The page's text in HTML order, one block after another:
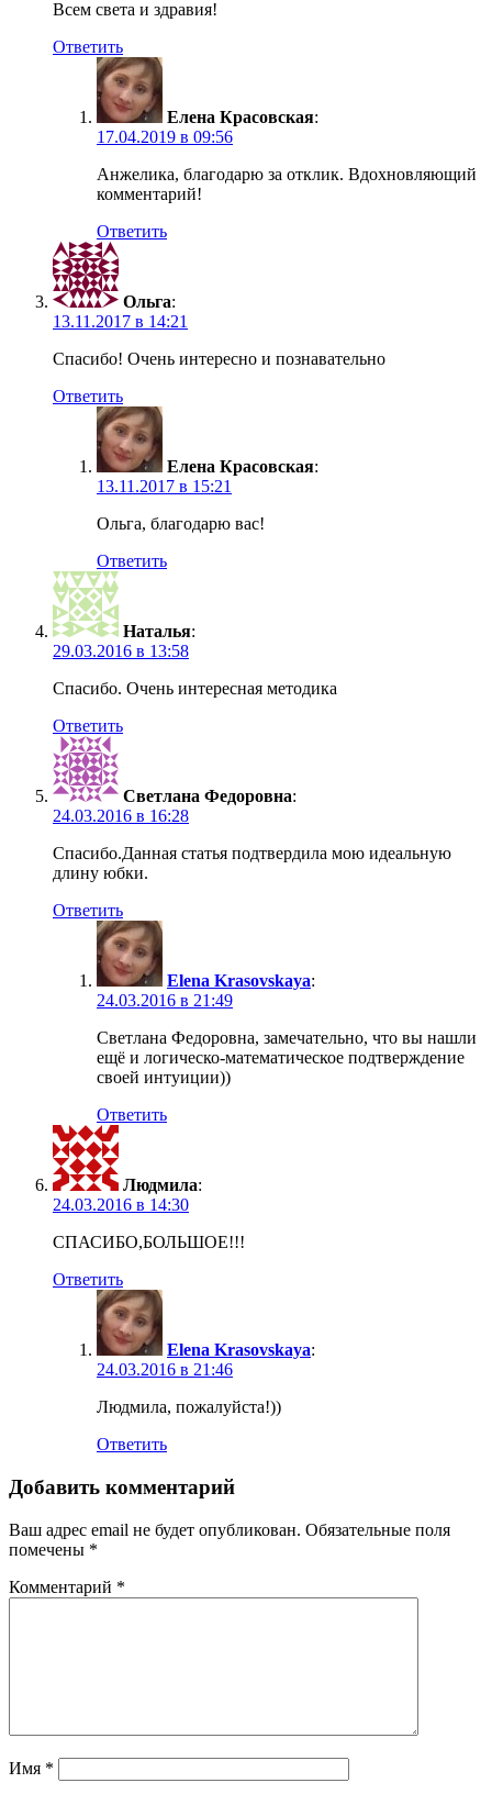
Всем света и здравия!
Ответить
Елена Красовская:
17.04.2019 в 09:56
Анжелика, благодарю за отклик. Вдохновляющий
комментарий!
Ответить
Ольга:
13.11.2017 в 14:21
Спасибо! Очень интересно и познавательно
Ответить
Елена Красовская:
13.11.2017 в 15:21
Ольга, благодарю вас!
Ответить
Наталья:
29.03.2016 в 13:58
Спасибо. Очень интересная методика
Ответить
Светлана Федоровна:
24.03.2016 в 16:28
Спасибо.Данная статья подтвердила мою идеальную
длину юбки.
Ответить
Elena Krasovskaya:
24.03.2016 в 21:49
Светлана Федоровна, замечательно, что вы нашли
ещё и логическо-математическое подтверждение
своей интуиции))
Ответить
Людмила:
24.03.2016 в 14:30
СПАСИБО,БОЛЬШОЕ!!!
Ответить
Elena Krasovskaya:
24.03.2016 в 21:46
Людмила, пожалуйста!))
Ответить
Добавить комментарий
Ваш адрес email не будет опубликован. Обязательные поля
помечены *
Комментарий *
Имя *